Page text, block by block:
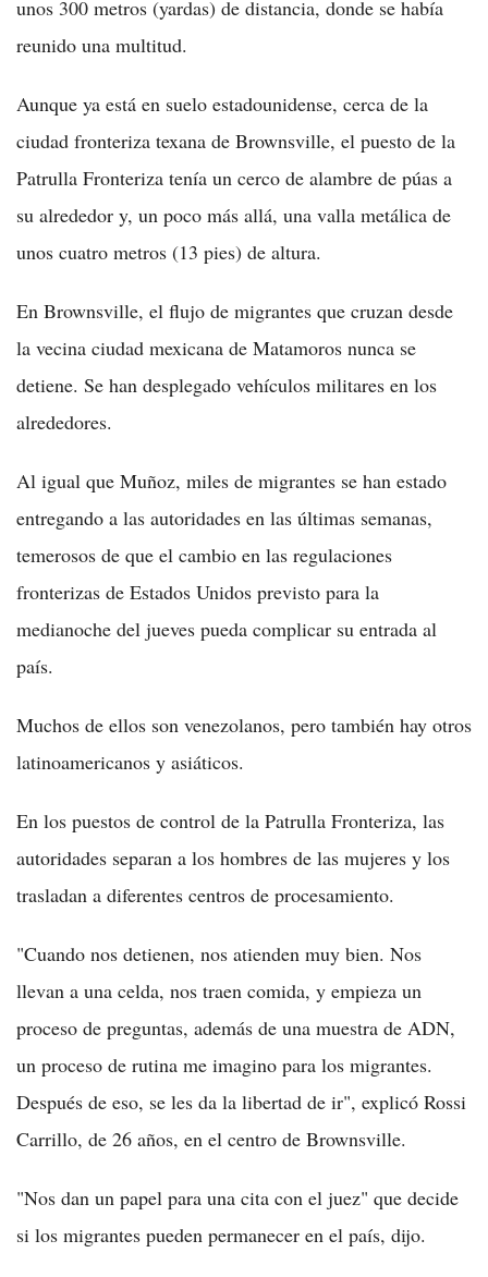
unos 300 metros (yardas) de distancia, donde se había
reunido una multitud.
Aunque ya está en suelo estadounidense, cerca de la
ciudad fronteriza texana de Brownsville, el puesto de la
Patrulla Fronteriza tenía un cerco de alambre de púas a
su alrededor y, un poco más allá, una valla metálica de
unos cuatro metros (13 pies) de altura.
En Brownsville, el flujo de migrantes que cruzan desde
la vecina ciudad mexicana de Matamoros nunca se
detiene. Se han desplegado vehículos militares en los
alrededores.
Al igual que Muñoz, miles de migrantes se han estado
entregando a las autoridades en las últimas semanas,
temerosos de que el cambio en las regulaciones
fronterizas de Estados Unidos previsto para la
medianoche del jueves pueda complicar su entrada al
país.
Muchos de ellos son venezolanos, pero también hay otros
latinoamericanos y asiáticos.
En los puestos de control de la Patrulla Fronteriza, las
autoridades separan a los hombres de las mujeres y los
trasladan a diferentes centros de procesamiento.
"Cuando nos detienen, nos atienden muy bien. Nos
llevan a una celda, nos traen comida, y empieza un
proceso de preguntas, además de una muestra de ADN,
un proceso de rutina me imagino para los migrantes.
Después de eso, se les da la libertad de ir", explicó Rossi
Carrillo, de 26 años, en el centro de Brownsville.
"Nos dan un papel para una cita con el juez" que decide
si los migrantes pueden permanecer en el país, dijo.